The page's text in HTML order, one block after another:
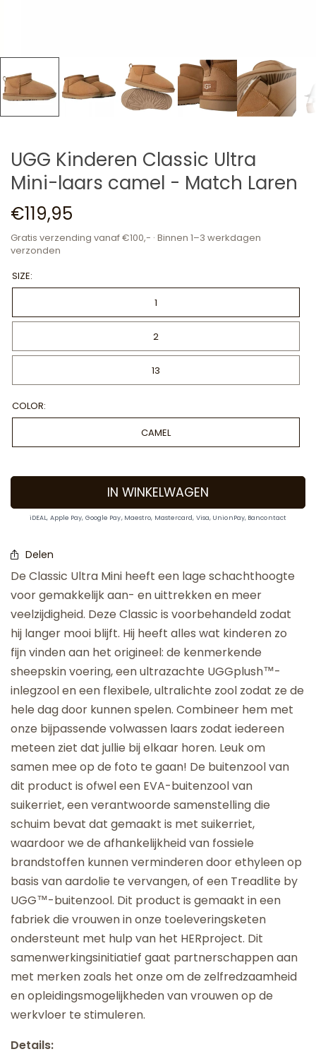
UGG Kinderen Classic Ultra
Mini-laars camel - Match Laren
€119,95
Gratis verzending vanaf €100,- · Binnen 1–3 werkdagen
verzonden
SIZE:
1
2
13
COLOR:
CAMEL
IN WINKELWAGEN
iDEAL, Apple Pay, Google Pay, Maestro, Mastercard, Visa, UnionPay, Bancontact
Delen
De Classic Ultra Mini heeft een lage schachthoogte
voor gemakkelijk aan- en uittrekken en meer
veelzijdigheid. Deze Classic is voorbehandeld zodat
hij langer mooi blijft. Hij heeft alles wat kinderen zo
fijn vinden aan het origineel: de kenmerkende
sheepskin voering, een ultrazachte UGGplush™-
inlegzool en een flexibele, ultralichte zool zodat ze de
hele dag door kunnen spelen. Combineer hem met
onze bijpassende volwassen laars zodat iedereen
meteen ziet dat jullie bij elkaar horen. Leuk om
samen mee op de foto te gaan! De buitenzool van
dit product is ofwel een EVA-buitenzool van
suikerriet, een verantwoorde samenstelling die
schuim bevat dat gemaakt is met suikerriet,
waardoor we de afhankelijkheid van fossiele
brandstoffen kunnen verminderen door ethyleen op
basis van aardolie te vervangen, of een Treadlite by
UGG™-buitenzool. Dit product is gemaakt in een
fabriek die vrouwen in onze toeleveringsketen
ondersteunt met hulp van het HERproject. Dit
samenwerkingsinitiatief gaat partnerschappen aan
met merken zoals het onze om de zelfredzaamheid
en opleidingsmogelijkheden van vrouwen op de
werkvloer te stimuleren.
Details: